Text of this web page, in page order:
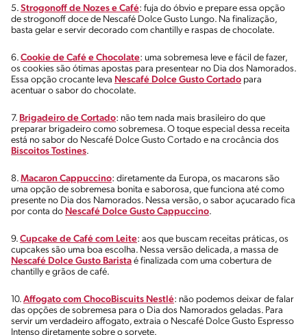
5. Strogonoff de Nozes e Café: fuja do óbvio e prepare essa opção
de strogonoff doce de Nescafé Dolce Gusto Lungo. Na finalização,
basta gelar e servir decorado com chantilly e raspas de chocolate.
6. Cookie de Café e Chocolate: uma sobremesa leve e fácil de fazer,
os cookies são ótimas apostas para presentear no Dia dos Namorados.
Essa opção crocante leva Nescafé Dolce Gusto Cortado para
acentuar o sabor do chocolate.
7. Brigadeiro de Cortado: não tem nada mais brasileiro do que
preparar brigadeiro como sobremesa. O toque especial dessa receita
está no sabor do Nescafé Dolce Gusto Cortado e na crocância dos
Biscoitos Tostines.
8. Macaron Cappuccino: diretamente da Europa, os macarons são
uma opção de sobremesa bonita e saborosa, que funciona até como
presente no Dia dos Namorados. Nessa versão, o sabor açucarado fica
por conta do Nescafé Dolce Gusto Cappuccino.
9. Cupcake de Café com Leite: aos que buscam receitas práticas, os
cupcakes são uma boa escolha. Nessa versão delicada, a massa de
Nescafé Dolce Gusto Barista é finalizada com uma cobertura de
chantilly e grãos de café.
10. Affogato com ChocoBiscuits Nestlé: não podemos deixar de falar
das opções de sobremesa para o Dia dos Namorados geladas. Para
servir um verdadeiro affogato, extraia o Nescafé Dolce Gusto Espresso
Intenso diretamente sobre o sorvete.